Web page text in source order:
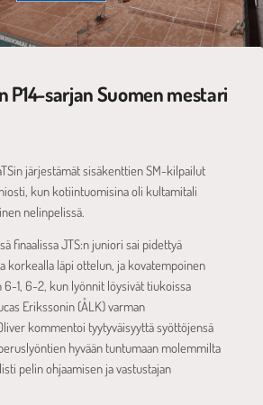
P14-sarjan Suomen mestari
järjestämät sisäkenttien SM-kilpailut
kun kotiintuomisina oli kultamitali
nelinpelissä.
finaalissa JTS:n juniori sai pidettyä
korkealla läpi ottelun, ja kovatempoinen
1, 6-2, kun lyönnit löysivät tiukoissa
Erikssonin (ÅLK) varman
kommentoi tyytyväisyyttä syöttöjensä
hyvään tuntumaan molemmilta
pelin ohjaamisen ja vastustajan